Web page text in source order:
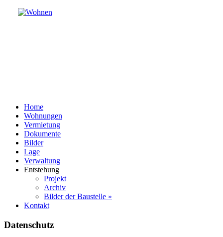
Home
Wohnungen
Vermietung
Dokumente
Bilder
Lage
Verwaltung
Entstehung
Projekt
Archiv
Bilder der Baustelle »
Kontakt
Datenschutz